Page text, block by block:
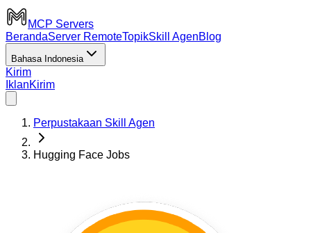
MCP Servers
BerandaServer RemoteTopikSkill AgenBlog
Bahasa Indonesia
Kirim
IklanKirim
Perpustakaan Skill Agen
Hugging Face Jobs